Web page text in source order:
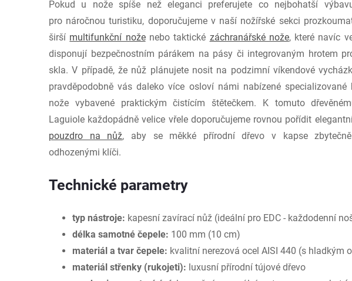
Pokud u nože spíše než eleganci preferujete co nejbohatší
pro náročnou turistiku, doporučujeme v naší nožířské sekci
širší multifunkční noženebo taktické záchranářské nože, které navíc
disponují bezpečnostním párákem na pásy či integrovaným hrotem
skla. V případě, že nůž plánujete nosit na podzimní víkendové
pravděpodobně vás daleko více osloví námi nabízené specializované
nože vybavené praktickým čistícím štětečkem. K tomuto
Laguiole každopádně velice vřele doporučujeme rovnou pořídit
pouzdro na nůž, aby se měkké přírodní dřevo v kapse
odhozenými klíči.
Technické parametry
typ nástroje: kapesní zavírací nůž (ideální pro EDC - každodenní
délka samotné čepele: 100 mm (10 cm)
materiál a tvar čepele: kvalitní nerezová ocel AISI 440 (s hladkým
materiál střenky (rukojeti): luxusní přírodní tújové dřevo